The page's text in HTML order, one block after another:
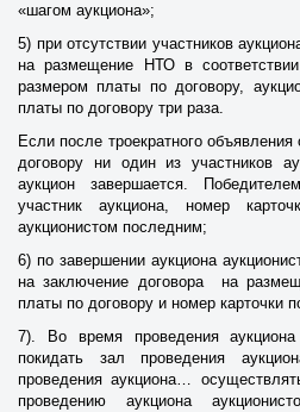
«шагом аукциона»;
5) при отсутствии участников
на размещение НТО в
размером платы по договору,
платы по договору три раза.
Если после троекратного
договору ни один из участников
аукцион завершается.
участник аукциона, номер
аукционистом последним;
6) по завершении аукциона
на заключение договора на
платы по договору и номер карточки
7). Во время проведения
покидать зал проведения
проведения аукциона…
проведению аукциона